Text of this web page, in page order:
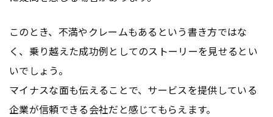
このとき、不満やクレームもあるという書き方ではな
く、乗り越えた成功例としてのストーリーを見せるとい
いでしょう。
マイナスな面も伝えることで、サービスを提供している
企業が信頼できる会社だと感じてもらえます。